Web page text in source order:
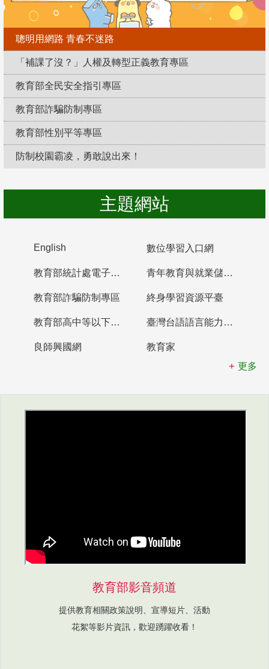
聰明用網路 青春不迷路
「補課了沒？」人權及轉型正義教育專區
教育部全民安全指引專區
教育部詐騙防制專區
教育部性別平等專區
防制校園霸凌，勇敢說出來！
主題網站
English 數位學習入口網
教育部統計處電子書櫃 青年教育與就業儲蓄帳戶
教育部詐騙防制專區 終身學習資源平臺
教育部高中等以下學校及幼兒園教師資格檢定考試 臺灣台語語言能力認證網站
良師興國網
教育家
更多
教育部影音頻道
提供教育相關政策說明、宣導短片、活動
花絮等影片資訊，歡迎踴躍收看！